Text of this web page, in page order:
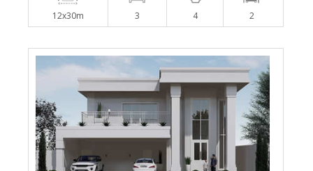
12x30m 3 4 2